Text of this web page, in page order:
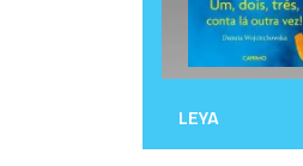
LEYA